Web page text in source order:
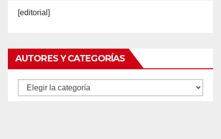
[editorial]
AUTORES Y CATEGORÍAS
Autores